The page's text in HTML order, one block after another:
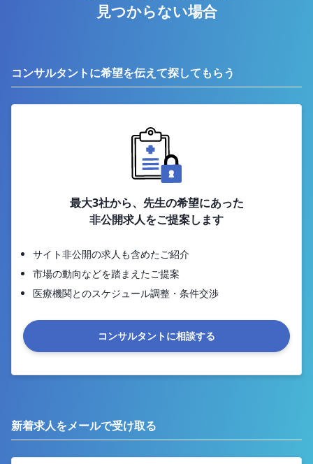
見つからない場合
コンサルタントに希望を伝えて探してもらう
最大3社から、先生の希望にあった
非公開求人をご提案します
サイト非公開の求人も含めたご紹介
市場の動向などを踏まえたご提案
医療機関とのスケジュール調整・条件交渉
コンサルタントに相談する
新着求人をメールで受け取る